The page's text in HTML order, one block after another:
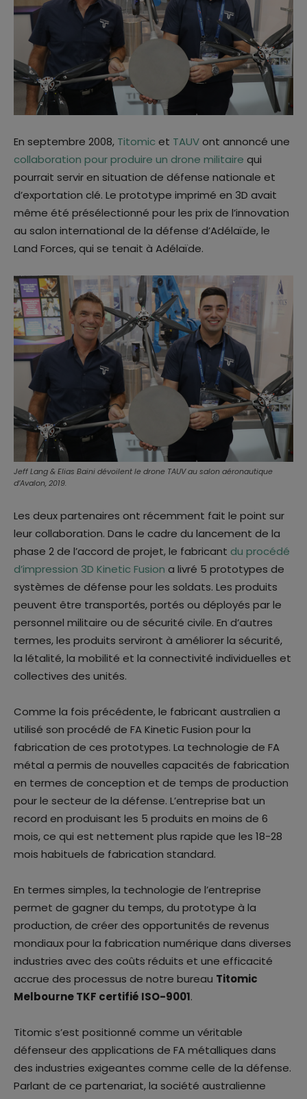
En septembre 2008, Titomic et TAUVont annoncé une
collaboration pour produire un drone militaire qui
pourrait servir en situation de défense nationale et
d’exportation clé. Le prototype imprimé en 3D avait
même été présélectionné pour les prix de l’innovation
au salon international de la défense d’Adélaïde, le
Land Forces, qui se tenait à Adélaïde.
Jeff Lang & Elias Baini dévoilent le drone TAUV au salon aéronautique
d’Avalon, 2019.
Les deux partenaires ont récemment fait le point sur
leur collaboration. Dans le cadre du lancement de la
phase 2 de l’accord de projet, le fabricant du procédé
d’impression 3D Kinetic Fusion a livré 5 prototypes de
systèmes de défense pour les soldats. Les produits
peuvent être transportés, portés ou déployés par le
personnel militaire ou de sécurité civile. En d’autres
termes, les produits serviront à améliorer la sécurité,
la létalité, la mobilité et la connectivité individuelles et
collectives des unités.
Comme la fois précédente, le fabricant australien a
utilisé son procédé de FA Kinetic Fusion pour la
fabrication de ces prototypes. La technologie de FA
métal a permis de nouvelles capacités de fabrication
en termes de conception et de temps de production
pour le secteur de la défense. L’entreprise bat un
record en produisant les 5 produits en moins de 6
mois, ce qui est nettement plus rapide que les 18-28
mois habituels de fabrication standard.
En termes simples, la technologie de l’entreprise
permet de gagner du temps, du prototype à la
production, de créer des opportunités de revenus
mondiaux pour la fabrication numérique dans diverses
industries avec des coûts réduits et une efficacité
accrue des processus de notre bureau Titomic
Melbourne TKF certifié ISO-9001.
Titomic s’est positionné comme un véritable
défenseur des applications de FA métalliques dans
des industries exigeantes comme celle de la défense.
Parlant de ce partenariat, la société australienne